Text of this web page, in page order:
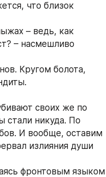
что близок
– ведь, как
– насмешливо
Кругом болота,
своих же по
стали никуда. По
И вообще, оставим
излияния души
фронтовым языком